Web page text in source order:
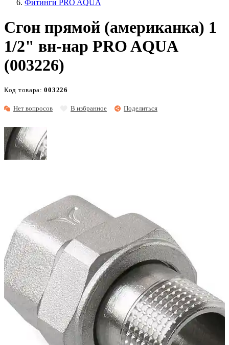
Фитинги PRO AQUA
Сгон прямой (американка) 1
1/2" вн-нар PRO AQUA
(003226)
Нет вопросов В избранное Поделиться
Код товара:003226